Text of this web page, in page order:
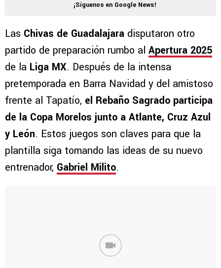
¡Síguenos en Google News!
Las Chivas de Guadalajara disputaron otro
partido de preparación rumbo al Apertura 2025
de la Liga MX. Después de la intensa
pretemporada en Barra Navidad y del amistoso
frente al Tapatío, el Rebaño Sagrado participa
de la Copa Morelos junto a Atlante, Cruz Azul
y León. Estos juegos son claves para que la
plantilla siga tomando las ideas de su nuevo
entrenador, Gabriel Milito.